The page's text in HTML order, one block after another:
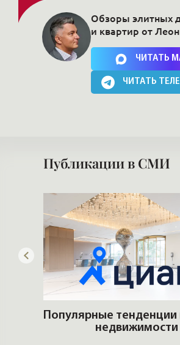
Нажимая на кнопку, Вы соглашаетесь c
Обзоры элитных
и квартир от
ЧИТАТЬ
ЧИТАТЬ
Публикации в СМИ
Популярные тенденции
недвижимости